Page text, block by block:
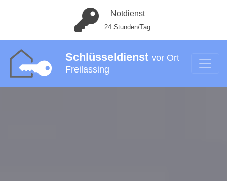
Notdienst
24 Stunden/Tag
Schlüsseldienst vor Ort
Freilassing